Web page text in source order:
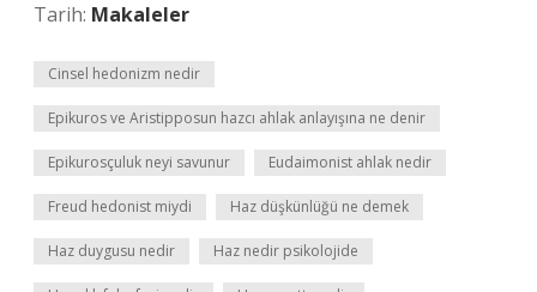
Tarih: Makaleler
Cinsel hedonizm nedir
Epikuros ve Aristipposun hazcı ahlak anlayışına ne denir
Epikurosçuluk neyi savunur Eudaimonist ahlak nedir
Freud hedonist miydi Haz düşkünlüğü ne demek
Haz duygusu nedir Haz nedir psikolojide